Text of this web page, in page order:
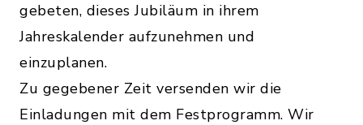
gebeten, dieses Jubiläum in ihrem
Jahreskalender aufzunehmen und
einzuplanen.
Zu gegebener Zeit versenden wir die
Einladungen mit dem Festprogramm. Wir